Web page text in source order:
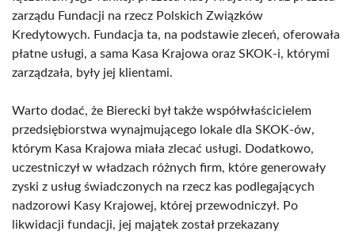
zarządu Fundacji na rzecz Polskich Związków
Kredytowych. Fundacja ta, na podstawie zleceń, oferowała
płatne usługi, a sama Kasa Krajowa oraz SKOK-i, którymi
zarządzała, były jej klientami.
Warto dodać, że Bierecki był także współwłaścicielem
przedsiębiorstwa wynajmującego lokale dla SKOK-ów,
którym Kasa Krajowa miała zlecać usługi. Dodatkowo,
uczestniczył w władzach różnych firm, które generowały
zyski z usług świadczonych na rzecz kas podlegających
nadzorowi Kasy Krajowej, której przewodniczył. Po
likwidacji fundacji, jej majątek został przekazany